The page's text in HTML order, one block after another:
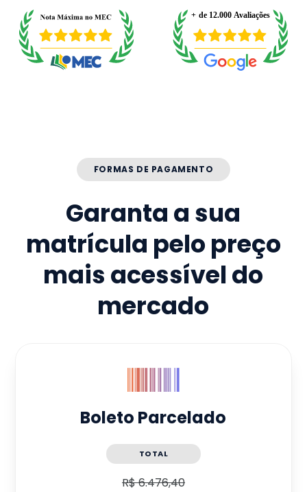
FORMAS DE PAGAMENTO
Garanta a sua
matrícula pelo preço
mais acessível do
mercado
Boleto Parcelado
TOTAL
R$ 6.476,40